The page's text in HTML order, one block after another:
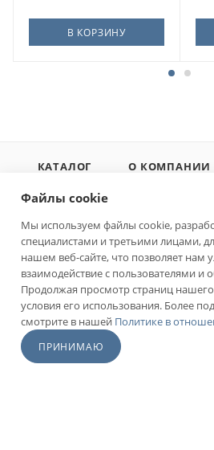
В КОРЗИНУ
КАТАЛОГ О КОМПАНИИ
ДОСТАВКА
БЛОГ
+7 925 578
Файлы cookie
Мы используем файлы cookie,
специалистами и третьими лицами,
нашем веб-сайте, что позволяет нам
взаимодействие с пользователями и
Продолжая просмотр страниц
условия его использования. Более
смотрите в нашей Политике в
ПРИНИМАЮ
Главная
Кабинет